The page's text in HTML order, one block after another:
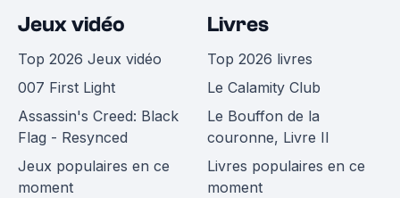
Jeux vidéo
Top 2026 Jeux vidéo
007 First Light
Assassin's Creed: Black
Flag - Resynced
Jeux populaires en ce
moment
Livres
Top 2026 livres
Le Calamity Club
Le Bouffon de la
couronne, Livre II
Livres populaires en ce
moment